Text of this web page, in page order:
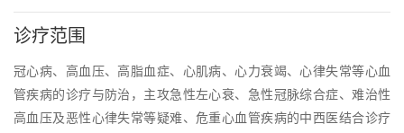
诊疗范围
冠心病、高血压、高脂血症、心肌病、心力衰竭、心律失常等心血
管疾病的诊疗与防治，主攻急性左心衰、急性冠脉综合症、难治性
高血压及恶性心律失常等疑难、危重心血管疾病的中西医结合诊疗